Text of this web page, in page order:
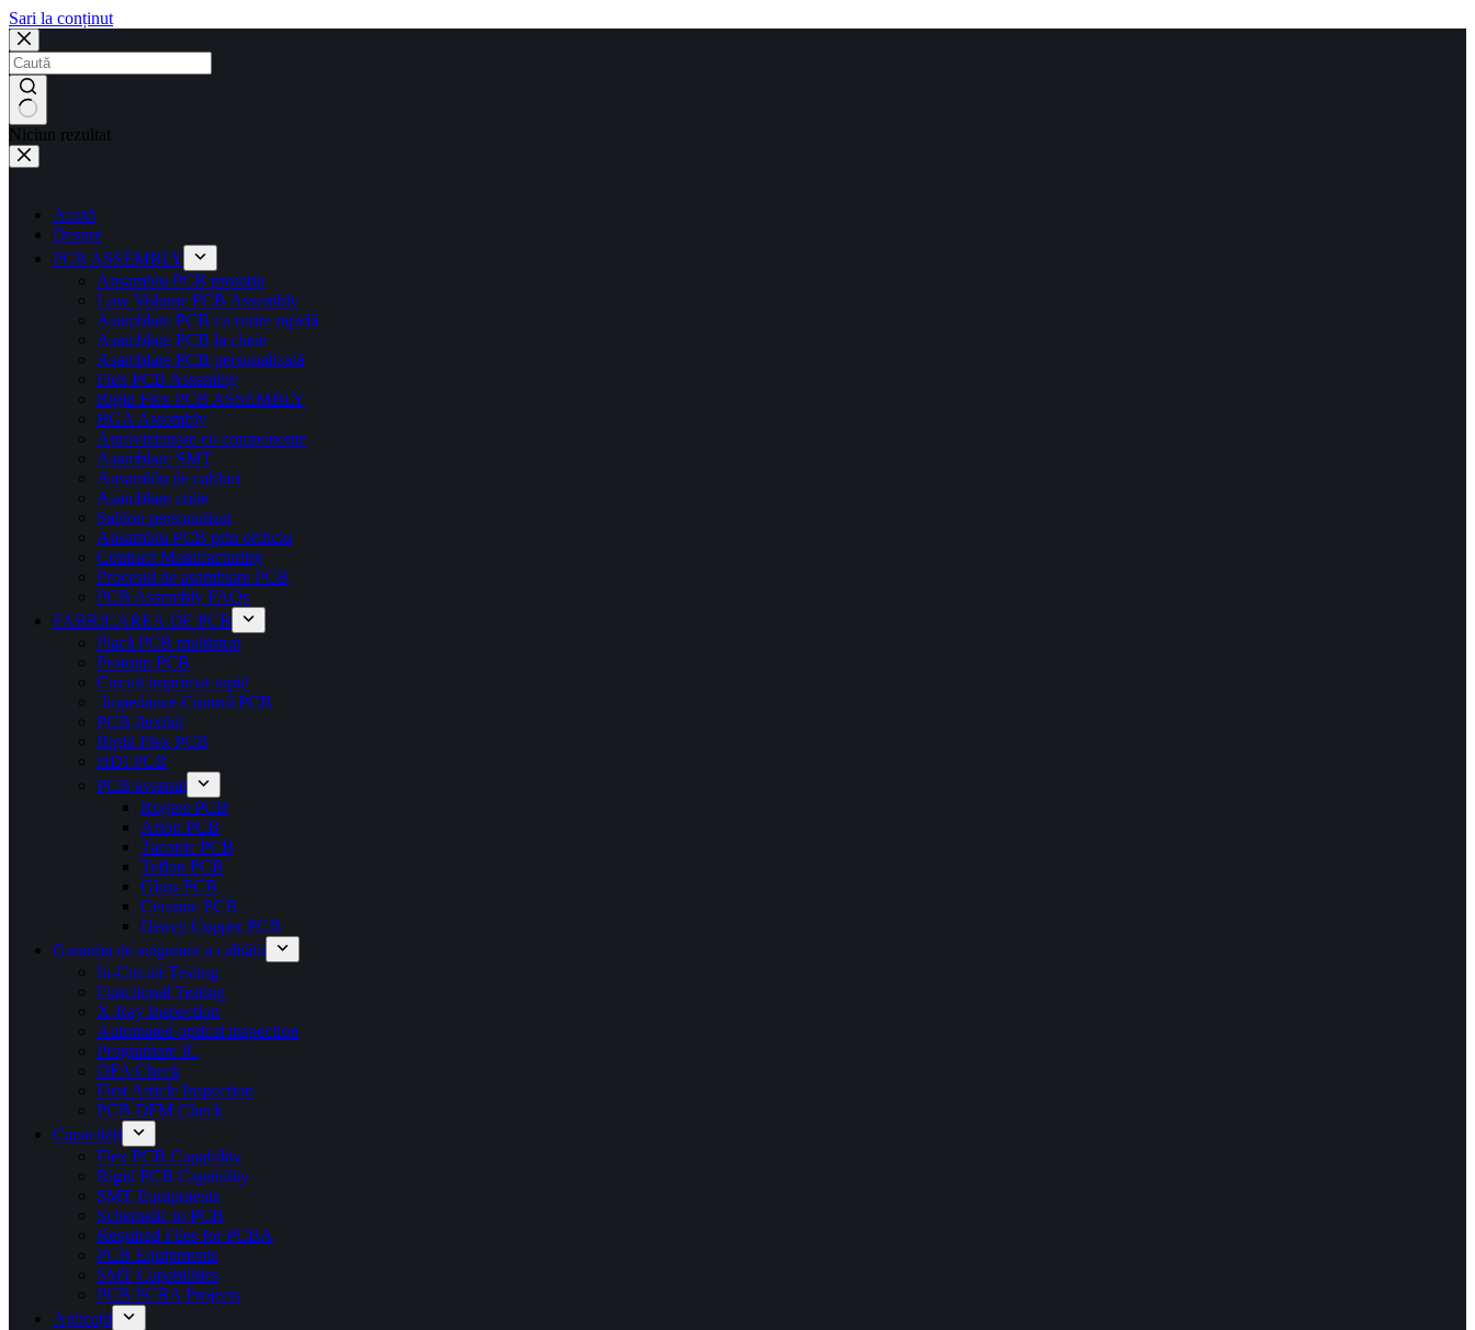
Sari la conținut
Niciun rezultat
Acasă
Despre
PCB ASSEMBLY
Ansamblu PCB prototip
Low Volume PCB Assembly
Asamblare PCB cu rotire rapidă
Asamblare PCB la cheie
Asamblare PCB personalizată
Flex PCB Assembly
Rigid Flex PCB ASSEMBLY
BGA Assembly
Aprovizionare cu componente
Asamblare SMT
Ansamblu de cabluri
Asamblare cutie
Șablon personalizat
Ansamblu PCB prin orificiu
Contract Manufacturing
Procesul de asamblare PCB
PCB Assembly FAQs
FABRICAREA DE PCB
Placă PCB multistrat
Prototip PCB
Circuit imprimat rapid
Impedance Control PCB
PCB flexibil
Rigid Flex PCB
HDI PCB
PCB avansat
Rogers PCB
Arlon PCB
Taconic PCB
Teflon PCB
Glass PCB
Ceramic PCB
Heavy Copper PCB
Garanția de asigurare a calității
In-Circuit Testing
Functional Testing
X-Ray Inspection
Automated optical inspection
Programare IC
DFA Check
First Article Inspection
PCB DFM Check
Capacități
Flex PCB Capability
Rigid PCB Capability
SMT Equipments
Schematic to PCB
Required Files for PCBA
PCB Equipments
SMT Capabilities
PCB PCBA Projects
Aplicații